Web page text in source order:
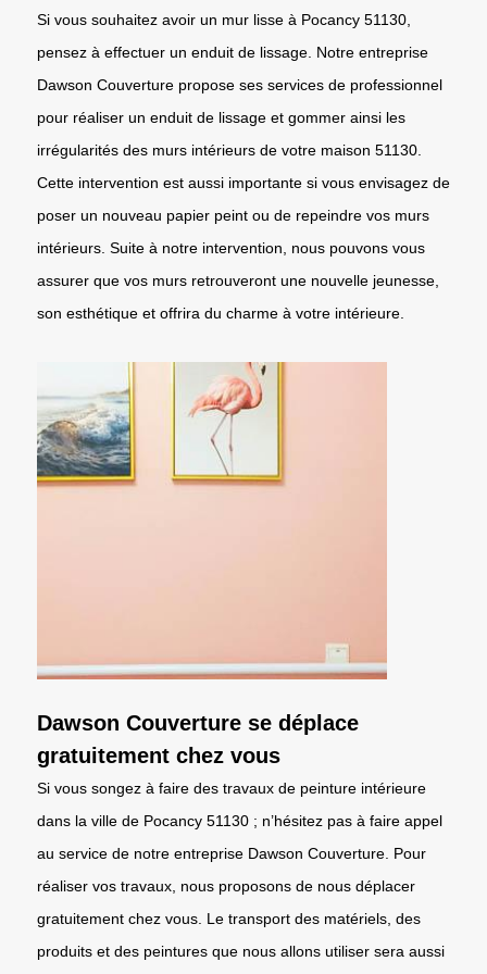
Si vous souhaitez avoir un mur lisse à Pocancy 51130,
pensez à effectuer un enduit de lissage. Notre entreprise
Dawson Couverture propose ses services de professionnel
pour réaliser un enduit de lissage et gommer ainsi les
irrégularités des murs intérieurs de votre maison 51130.
Cette intervention est aussi importante si vous envisagez de
poser un nouveau papier peint ou de repeindre vos murs
intérieurs. Suite à notre intervention, nous pouvons vous
assurer que vos murs retrouveront une nouvelle jeunesse,
son esthétique et offrira du charme à votre intérieure.
Dawson Couverture se déplace
gratuitement chez vous
Si vous songez à faire des travaux de peinture intérieure
dans la ville de Pocancy 51130 ; n’hésitez pas à faire appel
au service de notre entreprise Dawson Couverture. Pour
réaliser vos travaux, nous proposons de nous déplacer
gratuitement chez vous. Le transport des matériels, des
produits et des peintures que nous allons utiliser sera aussi